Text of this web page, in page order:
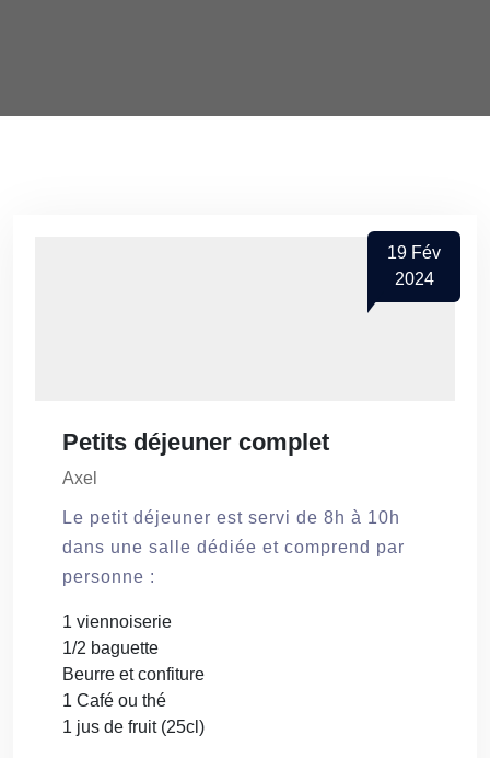
19 Fév
2024
Petits déjeuner complet
Axel
Le petit déjeuner est servi de 8h à 10h
dans une salle dédiée et comprend par
personne :
1 viennoiserie
1/2 baguette
Beurre et confiture
1 Café ou thé
1 jus de fruit (25cl)